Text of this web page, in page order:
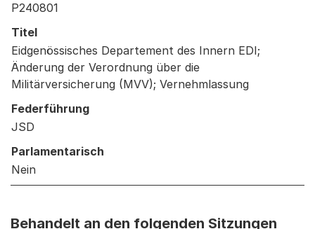
P240801
Titel
Eidgenössisches Departement des Innern EDI;
Änderung der Verordnung über die
Militärversicherung (MVV); Vernehmlassung
Federführung
JSD
Parlamentarisch
Nein
Behandelt an den folgenden Sitzungen